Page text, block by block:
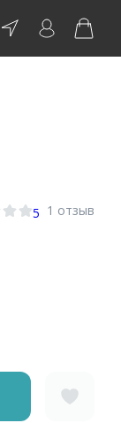
5 1 отзыв